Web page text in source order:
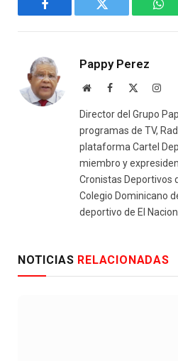
Facebook Twitter
Pappy Perez
WebsiteFacebook
Director del Grupo
programas de TV,
plataforma Cartel
miembro y
Cronistas Deportivos
Colegio Dominicano
deportivo de El
NOTICIAS RELACIONADAS